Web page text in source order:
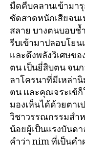
มืดคืบคลานเข้ามา
ซัดสาดหนักเสียจน
สลาย บางตนบอบ
รีบเข้ามาปลอบโยน
เเละดึงพลังวิเศษข
ตน เป็นยี่สิบตน จน
ลาโครนาที่มีเหล่า
ตน เเละคุณจระเข้
มองเห็นได้ด้วยตา
วิชาวรรณกรรมสำ
น้อยผู้เป็นเเรงบันด
คำว่า nim ที่เป็นค